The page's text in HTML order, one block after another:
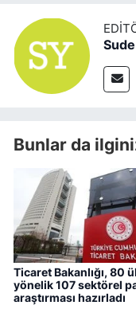
Bunlar da
Ticaret Bakanlığı, 80
yönelik 107 sektörel
araştırması hazırladı